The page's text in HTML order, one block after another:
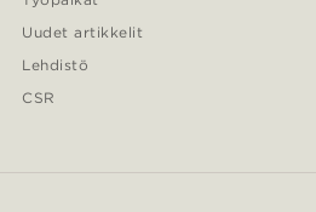
Uudet artikkelit
Lehdistö
CSR